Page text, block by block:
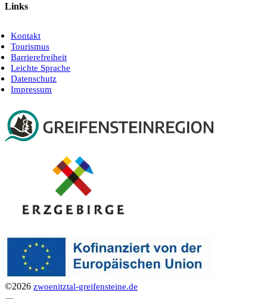
Links
Kontakt
Tourismus
Barrierefreiheit
Leichte Sprache
Datenschutz
Impressum
©2026 zwoenitztal-greifensteine.de